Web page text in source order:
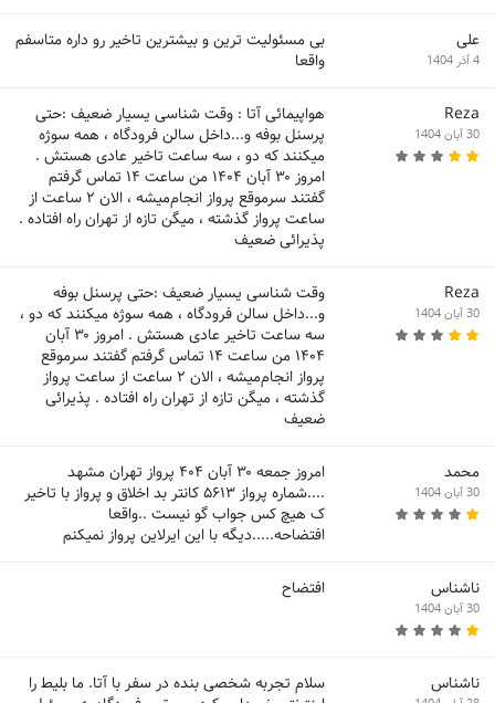
علی
4 آذر 1404
بی مسئولیت ترین و بیشترین تاخیر رو داره متاسفم
واقعا
Reza
30 آبان 1404
هواپیمائی آتا : وقت شناسی یسیار ضعیف :حتی
پرسنل بوفه و...داخل سالن فرودگاه ، همه سوژه
میکنند که دو ، سه ساعت تاخیر عادی هستش .
امروز ۳۰ آبان ۱۴۰۴ من ساعت ۱۴ تماس گرفتم
گفتند سرموقع پرواز انجام‌میشه ، الان ۲ ساعت از
ساعت پرواز گذشته ، میگن تازه از تهران راه افتاده .
پذیرائی ضعیف
Reza
30 آبان 1404
وقت شناسی یسیار ضعیف :حتی پرسنل بوفه
و...داخل سالن فرودگاه ، همه سوژه میکنند که دو ،
سه ساعت تاخیر عادی هستش . امروز ۳۰ آبان
۱۴۰۴ من ساعت ۱۴ تماس گرفتم گفتند سرموقع
پرواز انجام‌میشه ، الان ۲ ساعت از ساعت پرواز
گذشته ، میگن تازه از تهران راه افتاده . پذیرائی
ضعیف
محمد
30 آبان 1404
امروز جمعه ۳۰ آبان ۴۰۴ پرواز تهران مشهد
....شماره پرواز ۵۶۱۳ کانتر بد اخلاق و پرواز با تاخیر
ک هیچ کس جواب گو نیست ..واقعا
افتضاحه.....دیگه با این ایرلاین پرواز نمیکنم
ناشناس
30 آبان 1404
افتضاح
ناشناس
سلام تجربه شخصی بنده در سفر با آتا. ما بلیط را